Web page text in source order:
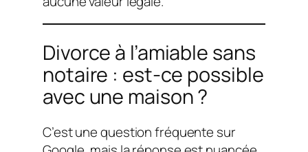
Divorce à l’amiable sans
notaire : est-ce possible
avec une maison ?
C’est une question fréquente sur